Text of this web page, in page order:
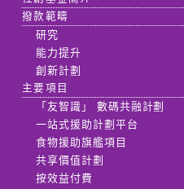
撥款範疇
研究
能力提升
創新計劃
主要項目
「友智識」 數碼共融計劃
一站式援助計劃平台
食物援助旗艦項目
共享價值計劃
按效益付費